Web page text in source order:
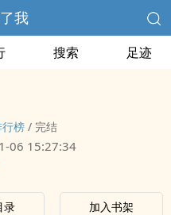
我
搜索 足迹
榜 / 完结
06 15:27:34
录 加入书架